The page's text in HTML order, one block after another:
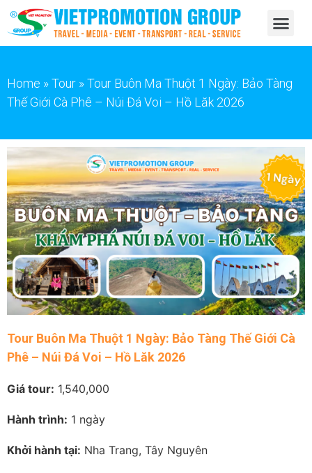
Home »Tour »Tour Buôn Ma Thuột 1 Ngày: Bảo Tàng
Thế Giới Cà Phê – Núi Đá Voi – Hồ Lăk 2026
Tour Buôn Ma Thuột 1 Ngày: Bảo Tàng Thế Giới Cà
Phê – Núi Đá Voi – Hồ Lăk 2026
Giá tour: 1,540,000
Hành trình: 1 ngày
Khởi hành tại: Nha Trang, Tây Nguyên